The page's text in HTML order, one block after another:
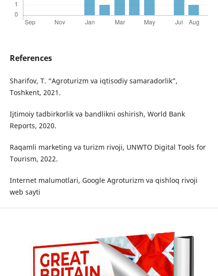
References
Sharifov, T. “Agroturizm va iqtisodiy samaradorlik”,
Toshkent, 2021.
Ijtimoiy tadbirkorlik va bandlikni oshirish, World Bank
Reports, 2020.
Raqamli marketing va turizm rivoji, UNWTO Digital Tools for
Tourism, 2022.
Internet malumotlari, Google Agroturizm va qishloq rivoji
web sayti